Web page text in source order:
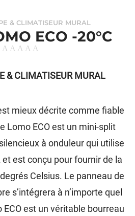
& CLIMATISEUR MURAL
ECO -20°C
& CLIMATISEUR MURAL
mieux décrite comme fiable
Lomo ECO est un mini-split
à onduleur qui utilise
et est conçu pour fournir de la
Celsius. Le panneau de
s’intégrera à n’importe quel
est un véritable bourreau